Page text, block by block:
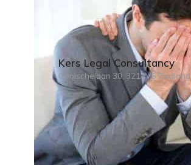
Kers Legal Consultancy
Gooischelaan 30, 3214VS Zuidland